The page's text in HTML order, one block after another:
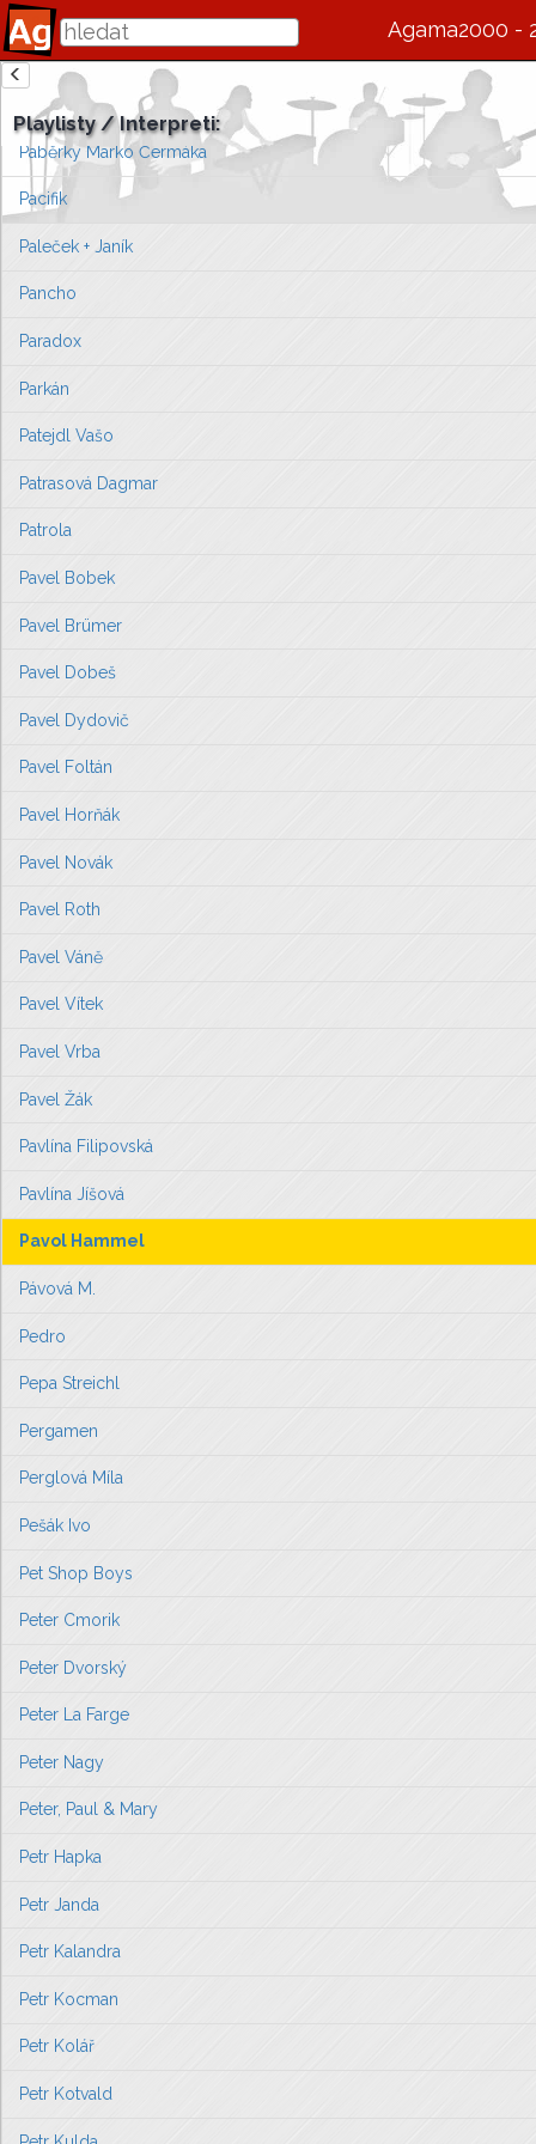
Agama2000 -
zde se bude v budoucnu zobrazovat informace o interpretovi /
Vlevo vyberte píseň, kterou chcete zobrazit
nebo můžete přejít na úvodní stránku ...
Playlisty / Interpreti:
Ozvěna
Ozzy Osbourne
. „Jahoda“ Dobiáš
Paběrky Marko Čermáka
Pacifik
Paleček + Janík
Pancho
Paradox
Parkán
Patejdl Vašo
Patrasová Dagmar
Patrola
Pavel Bobek
Pavel Brümer
Pavel Dobeš
Pavel Dydovič
Pavel Foltán
Pavel Horňák
Pavel Novák
Pavel Roth
Pavel Váně
Pavel Vítek
Pavel Vrba
Pavel Žák
Pavlína Filipovská
Pavlína Jíšová
Pavol Hammel
Pávová M.
Pedro
Pepa Streichl
Pergamen
Perglová Míla
Pešák Ivo
Pet Shop Boys
Peter Cmorik
Peter Dvorský
Peter La Farge
Peter Nagy
Peter, Paul & Mary
Petr Hapka
Petr Janda
Petr Kalandra
Petr Kocman
Petr Kolář
Petr Kotvald